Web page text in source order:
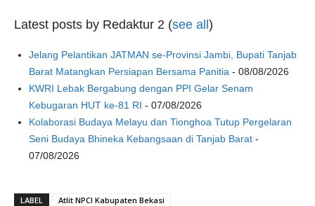
Latest posts by Redaktur 2 (see all)
Jelang Pelantikan JATMAN se-Provinsi Jambi, Bupati Tanjab
Barat Matangkan Persiapan Bersama Panitia - 08/08/2026
KWRI Lebak Bergabung dengan PPI Gelar Senam
Kebugaran HUT ke-81 RI - 07/08/2026
Kolaborasi Budaya Melayu dan Tionghoa Tutup Pergelaran
Seni Budaya Bhineka Kebangsaan di Tanjab Barat -
07/08/2026
LABEL
Atlit NPCI Kabupaten Bekasi